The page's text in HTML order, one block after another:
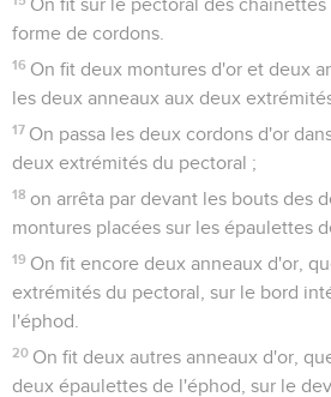
On fit sur le pectoral des
forme de cordons.
16 On fit deux montures d'or et deux
les deux anneaux aux deux
17 On passa les deux cordons d'or
deux extrémités du pectoral ;
18 on arrêta par devant les bouts des
montures placées sur les épaulettes
19 On fit encore deux anneaux d'or,
extrémités du pectoral, sur le bord
l'éphod.
20 On fit deux autres anneaux d'or,
deux épaulettes de l'éphod, sur le